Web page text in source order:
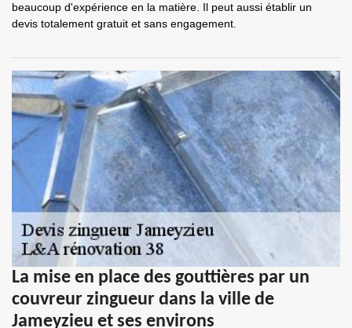
beaucoup d'expérience en la matière. Il peut aussi établir un
devis totalement gratuit et sans engagement.
La mise en place des gouttières par un
couvreur zingueur dans la ville de
Jameyzieu et ses environs